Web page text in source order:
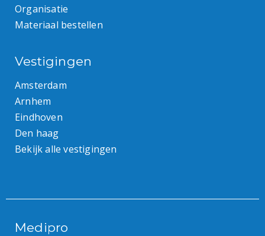
Organisatie
Materiaal bestellen
Vestigingen
Amsterdam
Arnhem
Eindhoven
Den haag
Bekijk alle vestigingen
Medipro